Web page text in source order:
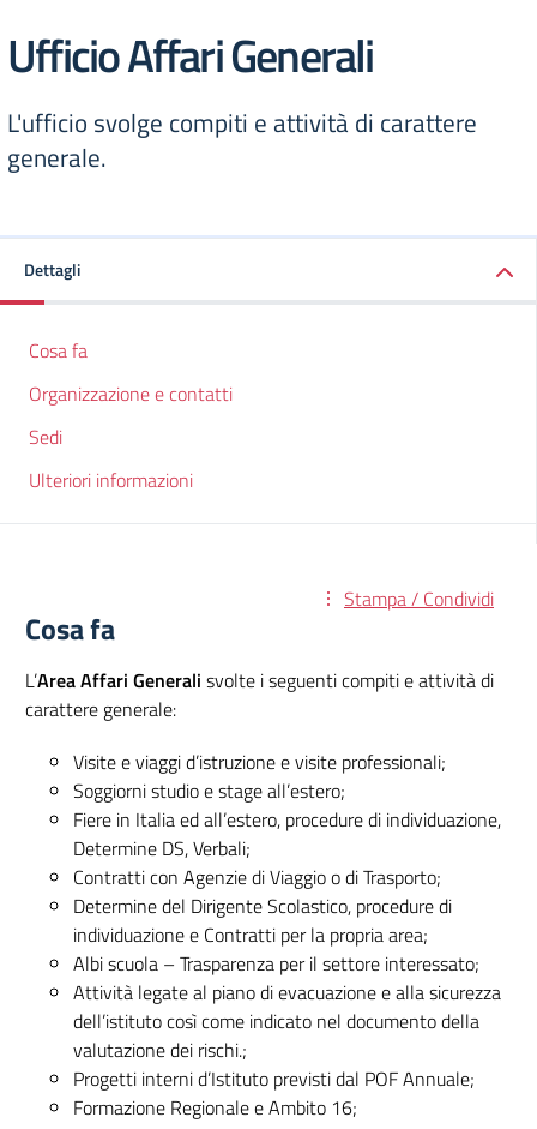
Ufficio Affari Generali
L'ufficio svolge compiti e attività di carattere
generale.
Dettagli
Cosa fa
Organizzazione e contatti
Sedi
Ulteriori informazioni
Stampa / Condividi
Cosa fa
L’Area Affari Generali svolte i seguenti compiti e attività di
carattere generale:
Visite e viaggi d’istruzione e visite professionali;
Soggiorni studio e stage all’estero;
Fiere in Italia ed all’estero, procedure di individuazione,
Determine DS, Verbali;
Contratti con Agenzie di Viaggio o di Trasporto;
Determine del Dirigente Scolastico, procedure di
individuazione e Contratti per la propria area;
Albi scuola – Trasparenza per il settore interessato;
Attività legate al piano di evacuazione e alla sicurezza
dell’istituto così come indicato nel documento della
valutazione dei rischi.;
Progetti interni d’Istituto previsti dal POF Annuale;
Formazione Regionale e Ambito 16;